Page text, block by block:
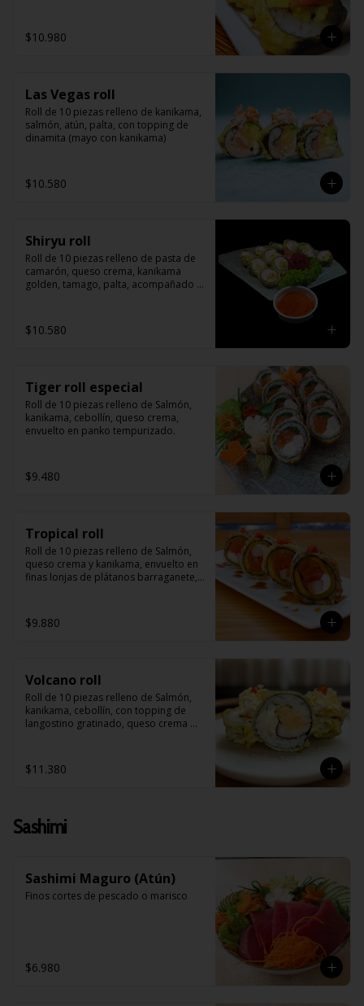
$10.980
Las Vegas roll
Roll de 10 piezas relleno de kanikama,
salmón, atún, palta, con topping de
dinamita (mayo con kanikama)
$10.580
Shiryu roll
Roll de 10 piezas relleno de pasta de
camarón, queso crema, kanikama
golden, tamago, palta, acompañado
$10.580
Tiger roll especial
Roll de 10 piezas relleno de Salmón,
kanikama, cebollín, queso crema,
envuelto en panko tempurizado.
$9.480
Tropical roll
Roll de 10 piezas relleno de Salmón,
queso crema y kanikama, envuelto en
finas lonjas de plátanos barraganete,
$9.880
Volcano roll
Roll de 10 piezas relleno de Salmón,
kanikama, cebollín, con topping de
langostino gratinado, queso crema
$11.380
Sashimi
Sashimi Maguro (Atún)
Finos cortes de pescado o marisco
$6.980